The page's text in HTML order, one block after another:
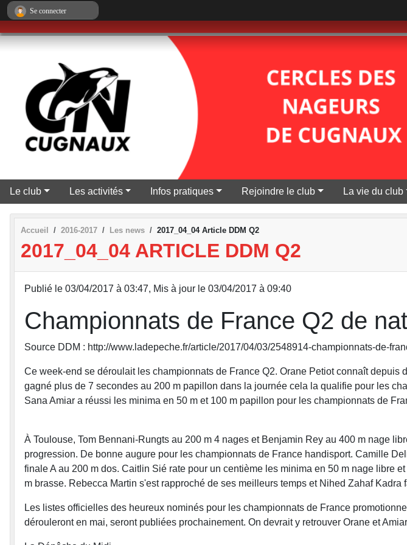
Le club Les activités Infos pratiques Rejoindre le club La vie du club
Accueil 2016-2017 Les news 2017_04_04 Article DDM Q2
2017_04_04 ARTICLE DDM Q2
Publié le 03/04/2017 à 03:47, Mis à jour le 03/04/2017 à 09:40
Championnats de France Q2 de
Source DDM : http://www.ladepeche.fr/article/2017/04/03/2548914-championnats-de-
Ce week-end se déroulait les championnats de France Q2. Orane Petiot connaît depuis
gagné plus de 7 secondes au 200 m papillon dans la journée cela la qualifie pour les
Sana Amiar a réussi les minima en 50 m et 100 m papillon pour les championnats de
À Toulouse, Tom Bennani-Rungts au 200 m 4 nages et Benjamin Rey au 400 m nage
progression. De bonne augure pour les championnats de France handisport. Camille
finale A au 200 m dos. Caitlin Sié rate pour un centième les minima en 50 m nage libre
m brasse. Rebecca Martin s'est rapproché de ses meilleurs temps et Nihed Zahaf Kadra
Les listes officielles des heureux nominés pour les championnats de France
dérouleront en mai, seront publiées prochainement. On devrait y retrouver Orane et
Se connecter
Panneau de gestion des cookies